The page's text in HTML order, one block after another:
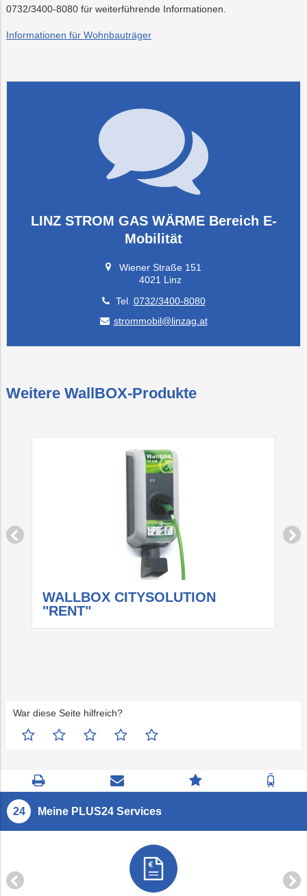
0732/3400-8080 für weiterführende Informationen.
Informationen für Wohnbauträger
LINZ STROM GAS WÄRME Bereich E-
Mobilität
Wiener Straße 151
4021 Linz
Tel. 0732/3400-8080
strommobil@linzag.at
Weitere WallBOX-Produkte
WALLBOX CITYSOLUTION
"RENT"
War diese Seite hilfreich?
Seite
drucken
Kontaktseite
öffnen
Zum
Feedback
Zur
Meine PLUS24 Services